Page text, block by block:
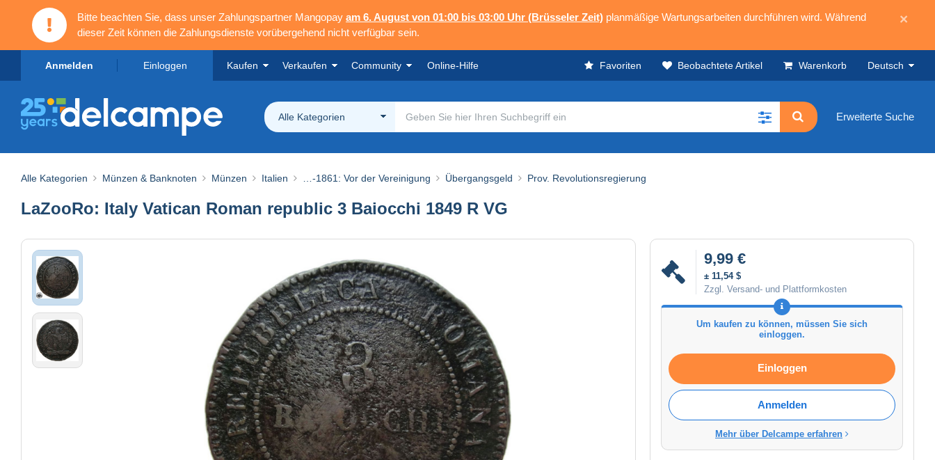
Bitte beachten Sie, dass unser Zahlungspartner Mangopay am 6. August von 01:00 bis 03:00 Uhr (Brüsseler Zeit) planmäßige Wartungsarbeiten durchführen wird. Während
dieser Zeit können die Zahlungsdienste vorübergehend nicht verfügbar sein.
×
Anmelden Einloggen Kaufen Verkaufen Community Online-Hilfe Favoriten Beobachtete Artikel Warenkorb Deutsch
Alle Kategorien Erweiterte Suche
Alle Kategorien Münzen & Banknoten Münzen Italien …-1861: Vor der Vereinigung Übergangsgeld Prov. Revolutionsregierung
LaZooRo: Italy Vatican Roman republic 3 Baiocchi 1849 R VG
9,99 €
± 11,54 $
Zzgl. Versand- und Plattformkosten
Um kaufen zu können, müssen Sie sich
einloggen.
Einloggen
Anmelden
Mehr über Delcampe erfahren